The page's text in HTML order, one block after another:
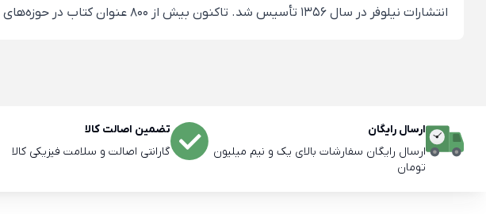
انتشارات نیلوفر در سال 1356 تأسیس شد. تاکنون بیش از 800 عنوان کتاب در حوزه‌های ادبیات داستانی، ادبیات نمایشی، نقد ادبی، فلسفه، شعر، اسطوره و دین منتشر کرده است.
ارسال رایگان
ارسال رایگان سفارشات بالای یک و نیم میلیون
تومان
تضمین اصالت کالا
گارانتی اصالت و سلامت فیزیکی کالا